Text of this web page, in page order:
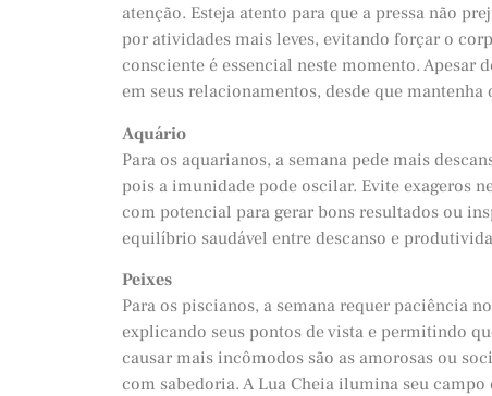
atenção. Esteja atento para que a pressa não
por atividades mais leves, evitando forçar o
consciente é essencial neste momento. Apesar
em seus relacionamentos, desde que
Aquário
Para os aquarianos, a semana pede mais
pois a imunidade pode oscilar. Evite exageros
com potencial para gerar bons resultados ou
equilíbrio saudável entre descanso e
Peixes
Para os piscianos, a semana requer paciência
explicando seus pontos de vista e permitindo
causar mais incômodos são as amorosas ou
com sabedoria. A Lua Cheia ilumina seu